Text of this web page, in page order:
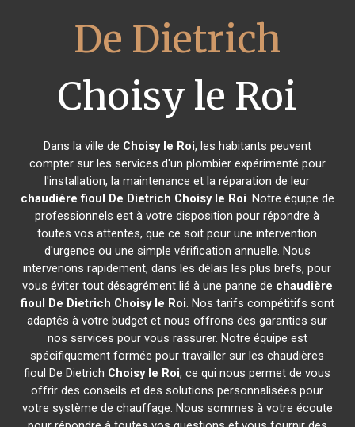
De Dietrich
Choisy le Roi
Dans la ville de Choisy le Roi, les habitants peuvent
compter sur les services d'un plombier expérimenté pour
l'installation, la maintenance et la réparation de leur
chaudière fioul De Dietrich Choisy le Roi. Notre équipe de
professionnels est à votre disposition pour répondre à
toutes vos attentes, que ce soit pour une intervention
d'urgence ou une simple vérification annuelle. Nous
intervenons rapidement, dans les délais les plus brefs, pour
vous éviter tout désagrément lié à une panne de chaudière
fioul De Dietrich Choisy le Roi. Nos tarifs compétitifs sont
adaptés à votre budget et nous offrons des garanties sur
nos services pour vous rassurer. Notre équipe est
spécifiquement formée pour travailler sur les chaudières
fioul De Dietrich Choisy le Roi, ce qui nous permet de vous
offrir des conseils et des solutions personnalisées pour
votre système de chauffage. Nous sommes à votre écoute